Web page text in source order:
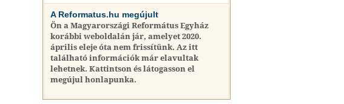
A Reformatus.hu megújult
Ön a Magyarországi Református Egyház
korábbi weboldalán jár, amelyet 2020.
április eleje óta nem frissítünk. Az itt
található információk már elavultak
lehetnek. Kattintson és látogasson el
megújul honlapunka.